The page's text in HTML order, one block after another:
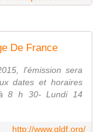
De France
l'émission sera
dates et horaires
8 h 30- Lundi 14
http://www.gldf.org/